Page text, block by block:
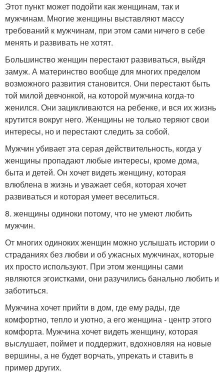
Этот пункт может подойти как женщинам, так и
мужчинам. Многие женщины выставляют массу
требований к мужчинам, при этом сами ничего в себе
менять и развивать не хотят.
Большинство женщин перестают развиваться, выйдя
замуж. А материнство вообще для многих пределом
возможного развития становится. Они перестают быть
той милой девчонкой, на которой мужчина когда-то
женился. Они зацикливаются на ребенке, и вся их жизнь
крутится вокруг него. Женщины не только теряют свои
интересы, но и перестают следить за собой.
Мужчин убивает эта серая действительность, когда у
женщины пропадают любые интересы, кроме дома,
быта и детей. Он хочет видеть женщину, которая
влюблена в жизнь и уважает себя, которая хочет
развиваться и которая умеет веселиться.
8. женщины одиноки потому, что не умеют любить
мужчин.
От многих одиноких женщин можно услышать истории о
страданиях без любви и об ужасных мужчинах, которые
их просто используют. При этом женщины сами
являются эгоистками, они разучились банально любить и
заботиться.
Мужчина хочет прийти в дом, где ему рады, где
комфортно, тепло и уютно, а его женщина - центр этого
комфорта. Мужчина хочет видеть женщину, которая
выслушает, поймет и поддержит, вдохновляя на новые
вершины, а не будет ворчать, упрекать и ставить в
пример других.